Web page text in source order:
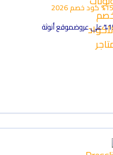
كود خصم2026